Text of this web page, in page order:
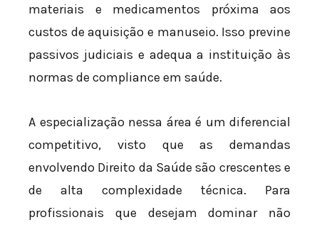
materiais e medicamentos próxima aos
custos de aquisição e manuseio. Isso previne
passivos judiciais e adequa a instituição às
normas de compliance em saúde.
A especialização nessa área é um diferencial
competitivo, visto que as demandas
envolvendo Direito da Saúde são crescentes e
de alta complexidade técnica. Para
profissionais que desejam dominar não